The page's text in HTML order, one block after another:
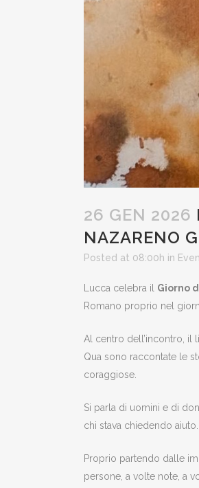
26 GEN 2026
NAZARENO
Posted at 08:00h in
Lucca celebra il Giorno
Romano proprio nel
Al centro dell’incontro, il
Qua sono raccontate le
coraggiose.
Si parla di uomini e di
chi stava chiedendo aiuto.
Proprio partendo dalle
persone, a volte note, a